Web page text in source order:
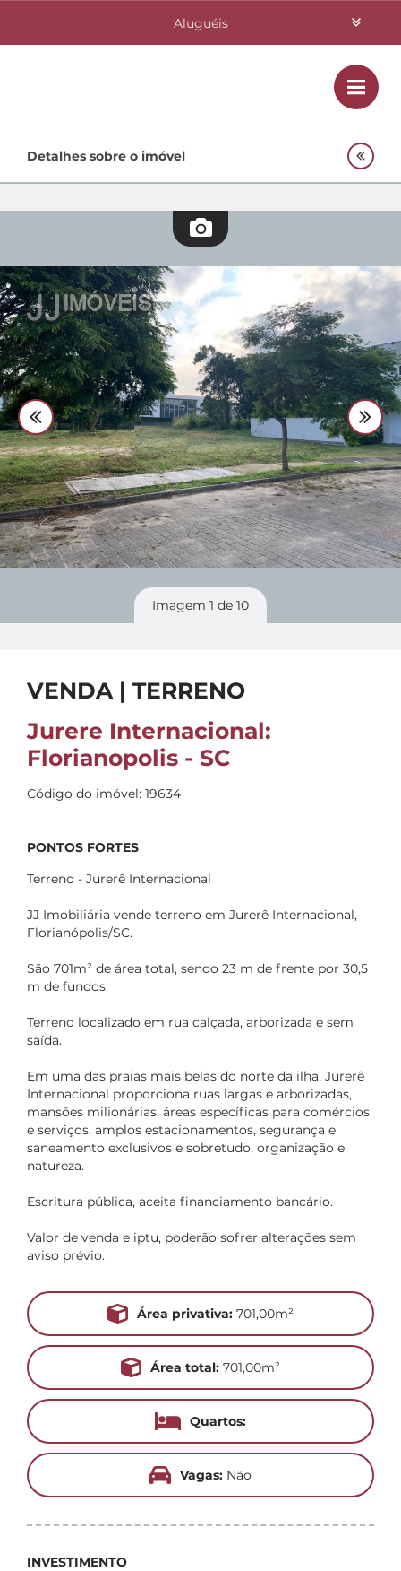
Aluguéis
Investimentos
Quem Somos
Contato
Fale Conosco 48 3364-0079
Plantão 48 99842-0500
Divulgue seu imóvel
Detalhes sobre o imóvel
Imagem 1 de 10
VENDA | TERRENO
Jurere Internacional:
Florianopolis - SC
Código do imóvel: 19634
PONTOS FORTES
Terreno - Jurerê Internacional
JJ Imobiliária vende terreno em Jurerê Internacional,
Florianópolis/SC.
São 701m² de área total, sendo 23 m de frente por 30,5
m de fundos.
Terreno localizado em rua calçada, arborizada e sem
saída.
Em uma das praias mais belas do norte da ilha, Jurerê
Internacional proporciona ruas largas e arborizadas,
mansões milionárias, áreas específicas para comércios
e serviços, amplos estacionamentos, segurança e
saneamento exclusivos e sobretudo, organização e
natureza.
Escritura pública, aceita financiamento bancário.
Valor de venda e iptu, poderão sofrer alterações sem
aviso prévio.
Área privativa: 701,00m²
Área total: 701,00m²
Quartos:
Vagas:Não
INVESTIMENTO